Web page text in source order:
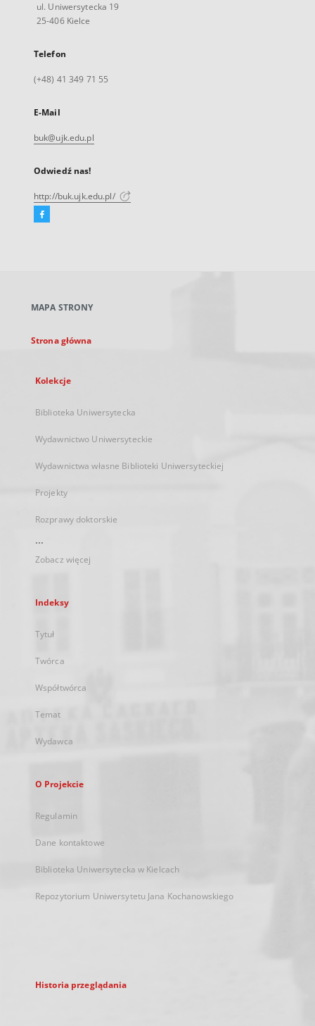
ul. Uniwersytecka 19
25-406 Kielce
Telefon
(+48) 41 349 71 55
E-Mail
buk@ujk.edu.pl
Odwiedź nas!
http://buk.ujk.edu.pl/
Facebook
karcie
MAPA STRONY
Strona główna
Kolekcje
Biblioteka Uniwersytecka
Wydawnictwo Uniwersyteckie
Wydawnictwa własne Biblioteki Uniwersyteckiej
Projekty
Rozprawy doktorskie
...
Zobacz więcej
Indeksy
Tytuł
Twórca
Współtwórca
Temat
Wydawca
O Projekcie
Regulamin
Dane kontaktowe
Biblioteka Uniwersytecka w Kielcach
Repozytorium Uniwersytetu Jana Kochanowskiego
Historia przeglądania